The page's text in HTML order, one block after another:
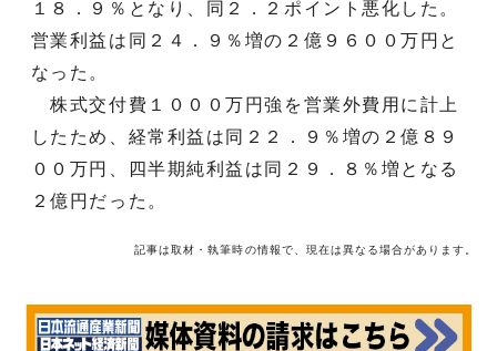
１８．９％となり、同２．２ポイント悪化した。
営業利益は同２４．９％増の２億９６００万円と
なった。
株式交付費１０００万円強を営業外費用に計上
したため、経常利益は同２２．９％増の２億８９
００万円、四半期純利益は同２９．８％増となる
２億円だった。
記事は取材・執筆時の情報で、現在は異なる場合があります。